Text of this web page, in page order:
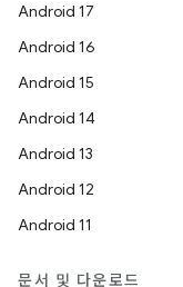
Android 17
Android 16
Android 15
Android 14
Android 13
Android 12
Android 11
문서 및 다운로드